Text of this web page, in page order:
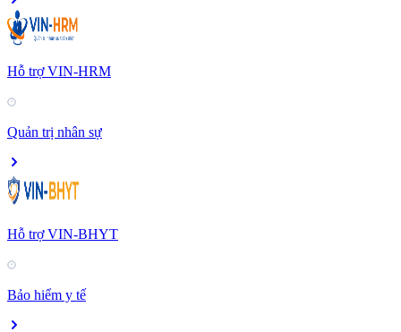
Hỗ trợ VIN-HRM
Quản trị nhân sự
Hỗ trợ VIN-BHYT
Bảo hiểm y tế